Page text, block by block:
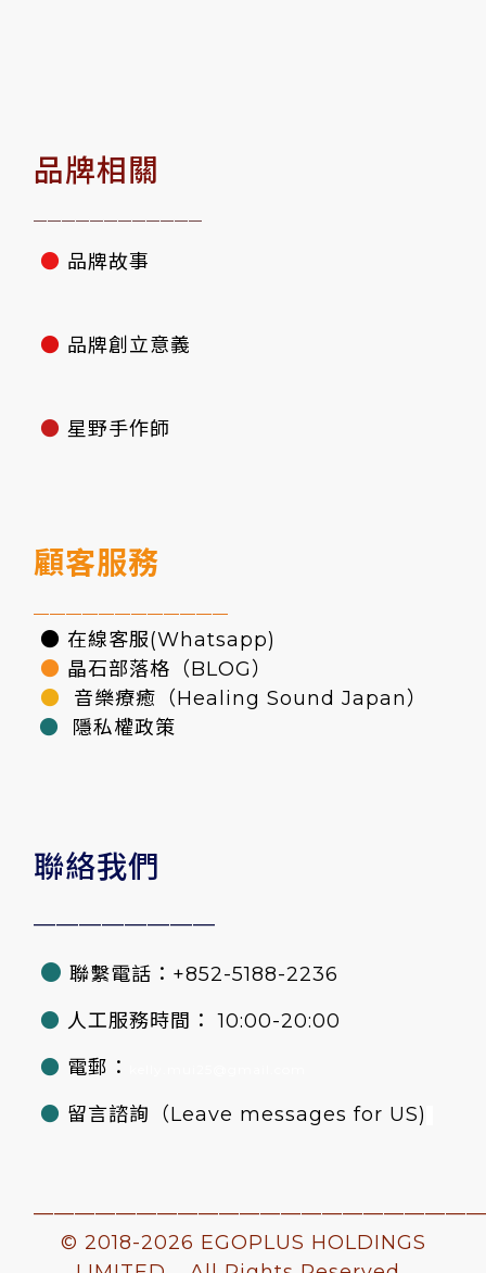
品牌相關
————————————
● 品牌故事
● 品牌創立意義
● 星野手作師
顧客服務
————————————
● 在線客服(Whatsapp)
● 晶石部落格（BLOG）
●
音樂療癒（Healing Sound Japan）
●
隱私權政策
聯絡我們
————————
● 聯繫電話：+852-5188-2236
● 人工服務時間： 10:00-20:00
● 電郵：
● 留言諮詢 （Leave messages for US)
© 2018-2026 EGOPLUS HOLDINGS